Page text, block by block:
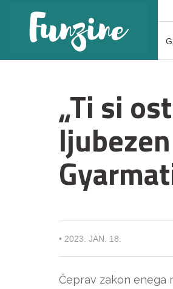
„Ti si
• 2023. JAN. 18.
Čeprav zakon enega